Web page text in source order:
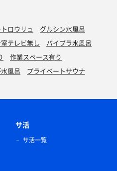
ロウリュ
グルシン水風呂
テレビ無し
バイブラ水風呂
作業スペース有り
風呂 プライベートサウナ
サ活
サ活一覧